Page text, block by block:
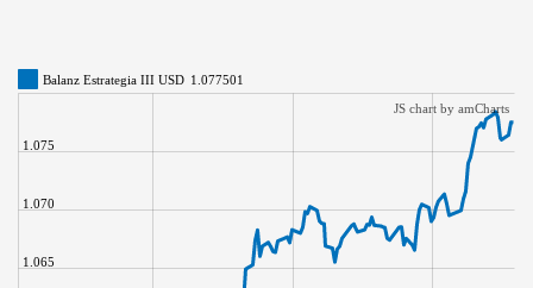
Balanz Estrategia III USD 1.077501
1.065
1.070
1.075
JS chart by amCharts